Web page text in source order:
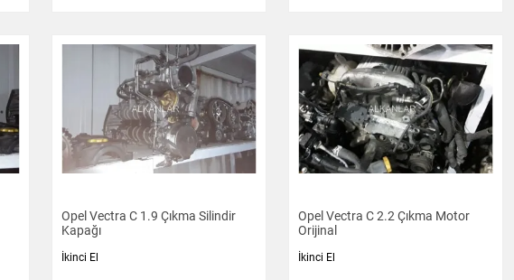
Opel Vectra C 1.9 Çıkma Silindir
Kapağı
İkinci El
Opel Vectra C 2.2 Çıkma Motor
Orijinal
İkinci El